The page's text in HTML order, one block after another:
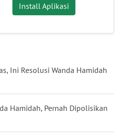
Install Aplikasi
Ini Resolusi Wanda Hamidah
Hamidah, Pernah Dipolisikan